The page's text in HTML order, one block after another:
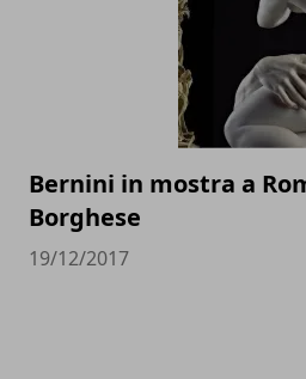
Bernini in mostra a
Borghese
19/12/2017